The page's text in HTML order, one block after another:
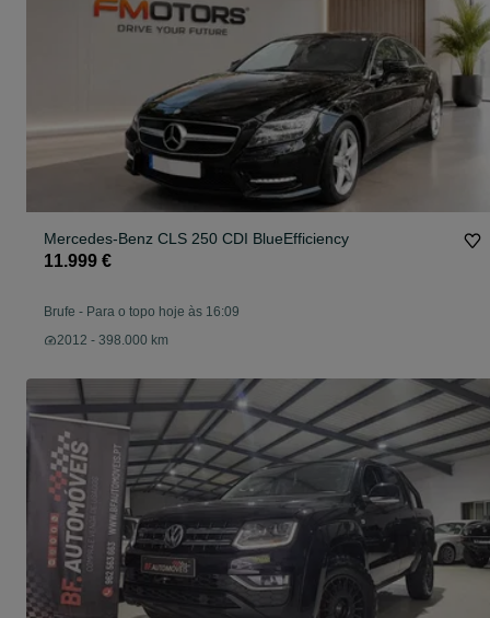
Mercedes-Benz CLS 250 CDI BlueEfficiency
11.999 €
Brufe - Para o topo hoje às 16:09
2012 - 398.000 km